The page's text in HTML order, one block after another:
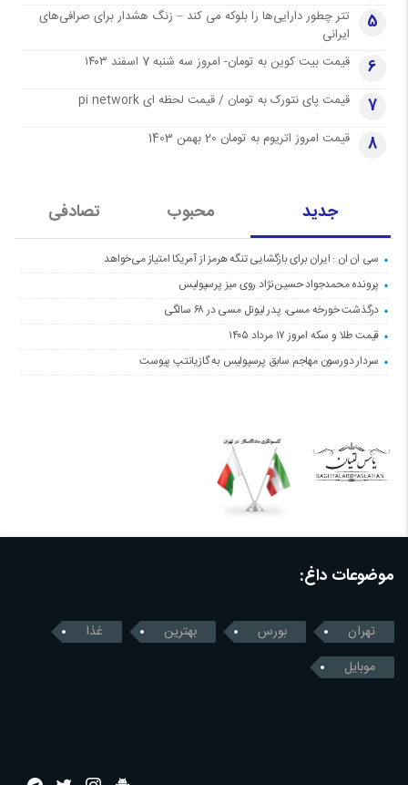
5
تتر چطور دارایی‌ها را بلوکه می کند – زنگ هشدار برای صرافی‌های
ایرانی
6 قیمت بیت کوین به تومان- امروز سه شنبه 7 اسفند ۱۴۰۳
7 قیمت پای نتورک به تومان / قیمت لحظه ای pi network
8 قیمت امروز اتریوم به تومان 20 بهمن 1403
جدید محبوب تصادفی
سی ان ان : ایران برای بازگشایی تنگه هرمز از آمریکا امتیاز می‌خواهد
پرونده محمدجواد حسین‌نژاد روی میز پرسپولیس
درگذشت خورخه مسی، پدر لیونل مسی در ۶۸ سالگی
قیمت طلا و سکه امروز ۱۷ مرداد ۱۴۰۵
سردار دورسون مهاجم سابق پرسپولیس به گازیانتپ پیوست
موضوعات داغ:
تهران بورس بهترین
غذا
موبایل